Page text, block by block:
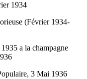
1934
(Février 1934-
a la champagne
3 Mai 1936